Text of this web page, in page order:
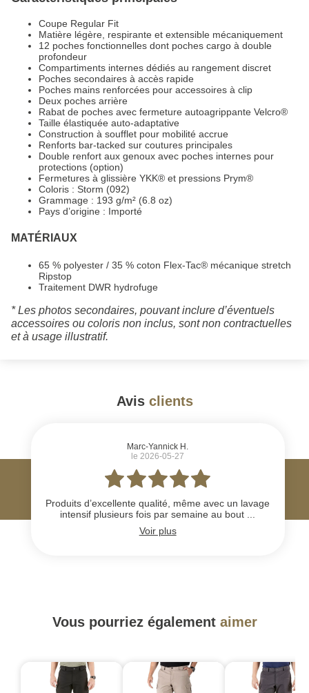
Coupe Regular Fit
Matière légère, respirante et extensible mécaniquement
12 poches fonctionnelles dont poches cargo à double
profondeur
Compartiments internes dédiés au rangement discret
Poches secondaires à accès rapide
Poches mains renforcées pour accessoires à clip
Deux poches arrière
Rabat de poches avec fermeture autoagrippante Velcro®
Taille élastiquée auto-adaptative
Construction à soufflet pour mobilité accrue
Renforts bar-tacked sur coutures principales
Double renfort aux genoux avec poches internes pour
protections (option)
Fermetures à glissière YKK® et pressions Prym®
Coloris : Storm (092)
Grammage : 193 g/m² (6.8 oz)
Pays d’origine : Importé
MATÉRIAUX
65 % polyester / 35 % coton Flex-Tac® mécanique stretch
Ripstop
Traitement DWR hydrofuge
* Les photos secondaires, pouvant inclure d’éventuels
accessoires ou coloris non inclus, sont non contractuelles
et à usage illustratif.
Avis clients
Marc-Yannick H.
le 2026-05-27
Produits d’excellente qualité, même avec un lavage
intensif plusieurs fois par semaine au bout ...
Voir plus
Vous pourriez également aimer